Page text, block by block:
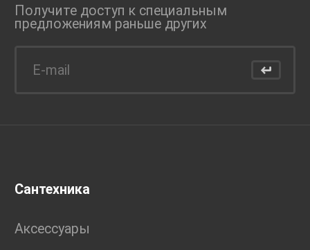
Получите доступ к специальным
предложениям раньше других
Сантехника
Аксессуары